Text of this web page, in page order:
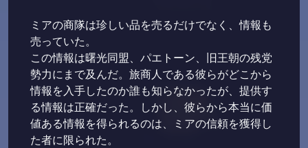
ミアの商隊は珍しい品を売るだけでなく、情報も
売っていた。
この情報は曙光同盟、パエトーン、旧王朝の残党
勢力にまで及んだ。旅商人である彼らがどこから
情報を入手したのか誰も知らなかったが、提供す
る情報は正確だった。しかし、彼らから本当に価
値ある情報を得られるのは、ミアの信頼を獲得し
た者に限られた。